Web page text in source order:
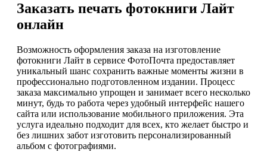
Заказать печать фотокниги Лайт
онлайн
Возможность оформления заказа на изготовление
фотокниги Лайт в сервисе ФотоПочта предоставляет
уникальный шанс сохранить важные моменты жизни в
профессионально подготовленном издании. Процесс
заказа максимально упрощен и занимает всего несколько
минут, будь то работа через удобный интерфейс нашего
сайта или использование мобильного приложения. Эта
услуга идеально подходит для всех, кто желает быстро и
без лишних забот изготовить персонализированный
альбом с фотографиями.